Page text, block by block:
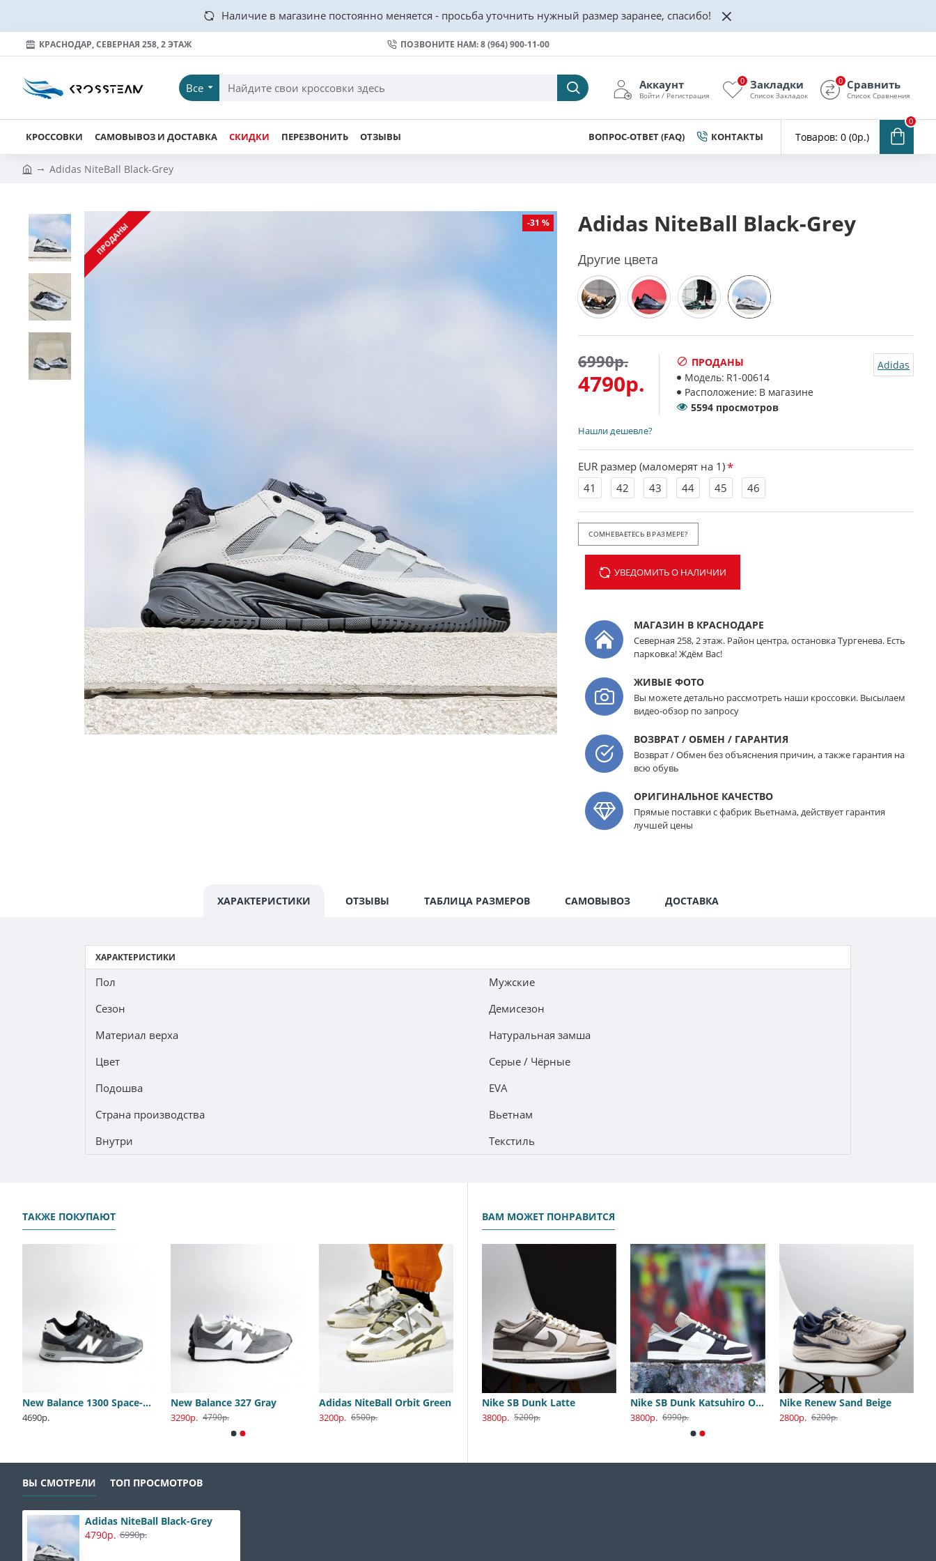
Наличие в магазине постоянно меняется - просьба уточнить нужный размер заранее, спасибо!
КРАСНОДАР, СЕВЕРНАЯ 258, 2 ЭТАЖ ПОЗВОНИТЕ НАМ: 8 (964) 900-11-00
Все Аккаунт
Войти / Регистрация
Закладки
Список Закладок
0 Сравнить
Список Сравнения
0
КРОССОВКИ САМОВЫВОЗ И ДОСТАВКА СКИДКИ ПЕРЕЗВОНИТЬ ОТЗЫВЫ ВОПРОС-ОТВЕТ (FAQ) КОНТАКТЫ Товаров: 0 (0р.)
0
Adidas NiteBall Black-Grey
-31 %
ПРОДАНЫ Adidas NiteBall Black-Grey
4790р.
6990р.
ПРОДАНЫ
Модель: R1-00614
Расположение: В магазине
Adidas
5594 просмотров
Другие цвета
EUR размер (маломерят на 1)
41
42 43 44 45 46
УВЕДОМИТЬ О НАЛИЧИИ
Нашли дешевле?
СОМНЕВАЕТЕСЬ В РАЗМЕРЕ?
МАГАЗИН В КРАСНОДАРЕ
Северная 258, 2 этаж. Район центра, остановка Тургенева. Есть
парковка! Ждём Вас!
ЖИВЫЕ ФОТО
Вы можете детально рассмотреть наши кроссовки. Высылаем
видео-обзор по запросу
ВОЗВРАТ / ОБМЕН / ГАРАНТИЯ
Возврат / Обмен без объяснения причин, а также гарантия на
всю обувь
ОРИГИНАЛЬНОЕ КАЧЕСТВО
Прямые поставки с фабрик Вьетнама, действует гарантия
лучшей цены
ХАРАКТЕРИСТИКИ ОТЗЫВЫ ТАБЛИЦА РАЗМЕРОВ САМОВЫВОЗ ДОСТАВКА
ХАРАКТЕРИСТИКИ
Пол
Мужские
Сезон
Демисезон
Материал верха
Натуральная замша
Цвет
Серые / Чёрные
Подошва
EVA
Страна производства
Вьетнам
Внутри
Текстиль
ТАКЖЕ ПОКУПАЮТ
New Balance 1300 Space-Grey
4690р.
New Balance 327 Gray
3290р. 4790р.
Adidas NiteBall Orbit Green
3200р. 6500р.
ВАМ МОЖЕТ ПОНРАВИТСЯ
Adidas PureBoost All White
2400р.
Nike Jordan 1 Travis Olive
4400р. 8800р. 3800р. 5990р.
Nike SB Dunk Latte
3800р. 5200р.
Nike SB Dunk Katsuhiro Otomo
3800р. 6990р.
Nike Renew Sand Beige
2800р. 6200р.
ВЫ СМОТРЕЛИ ТОП ПРОСМОТРОВ
Adidas NiteBall Black-Grey
4790р. 6990р.